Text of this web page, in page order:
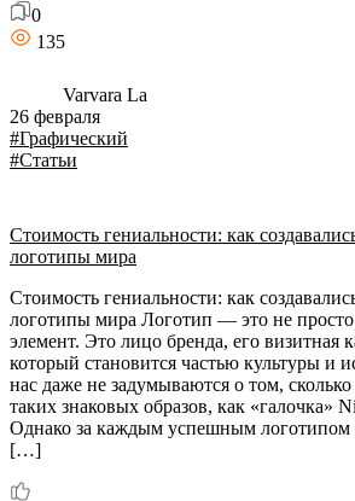
0
135
Varvara La
26 февраля
#Графический
#Статьи
Стоимость гениальности: как
логотипы мира
Стоимость гениальности: как
логотипы мира Логотип — это не
элемент. Это лицо бренда, его визитная
который становится частью культуры и
нас даже не задумываются о том, сколько
таких знаковых образов, как «галочка»
Однако за каждым успешным логотипом
[…]